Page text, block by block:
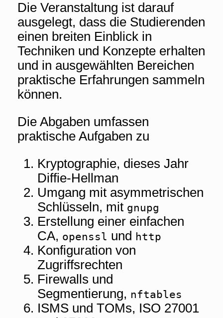
Die Veranstaltung ist darauf
ausgelegt, dass die Studierenden
einen breiten Einblick in
Techniken und Konzepte erhalten
und in ausgewählten Bereichen
praktische Erfahrungen sammeln
können.
Die Abgaben umfassen
praktische Aufgaben zu
Kryptographie, dieses Jahr
Diffie-Hellman
Umgang mit asymmetrischen
Schlüsseln, mit gnupg
Erstellung einer einfachen
CA, openssl und http
Konfiguration von
Zugriffsrechten
Firewalls und
Segmentierung, nftables
ISMS und TOMs, ISO 27001